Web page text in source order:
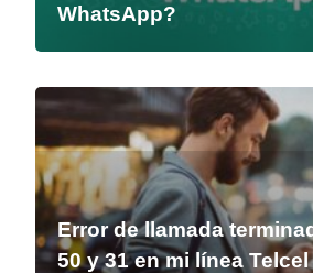
WhatsApp?
Error de llamada
50 y 31 en mi línea